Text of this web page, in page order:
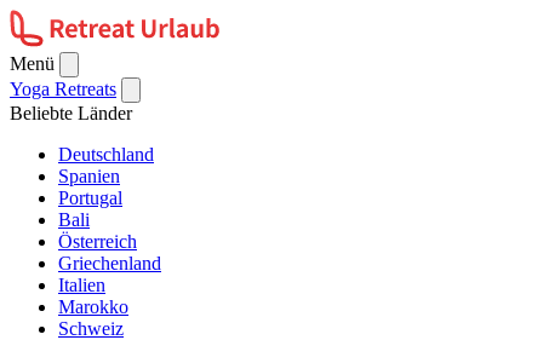
Menü
Yoga Retreats
Beliebte Länder
Deutschland
Spanien
Portugal
Bali
Österreich
Griechenland
Italien
Marokko
Schweiz